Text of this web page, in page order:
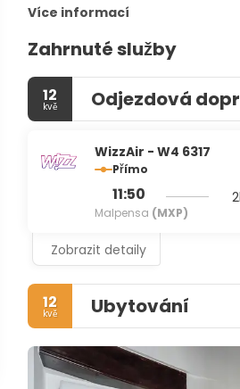
Více informací
Zahrnuté služby
12
kvě Odjezdová
WizzAir - W4 6317
Přímo
11:50
Malpensa (MXP)
Zobrazit detaily
12
kvě Ubytování